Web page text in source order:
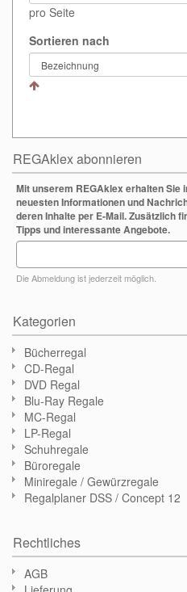
pro Seite
Sortieren nach
REGAklex abonnieren
Mit unserem REGAklex erhalten Sie
neuesten Informationen und
deren Inhalte per E-Mail. Zusätzlich
Tipps und interessante Angebote.
Die Abmeldung ist jederzeit möglich.
Kategorien
Bücherregal
CD-Regal
DVD Regal
Blu-Ray Regale
MC-Regal
LP-Regal
Schuhregale
Büroregale
Miniregale / Gewürzregale
Regalplaner DSS / Concept 12
Rechtliches
AGB